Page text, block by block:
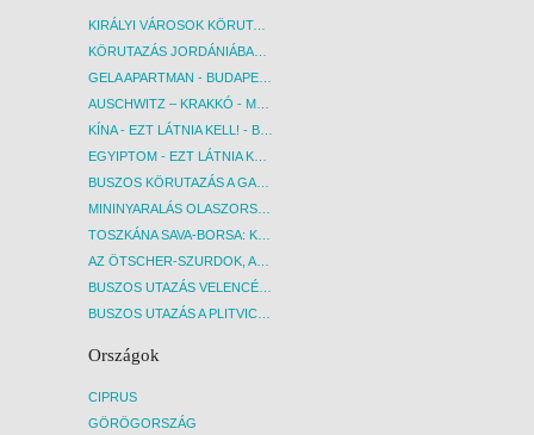
KIRÁLYI VÁROSOK KÖRUTAZÁS KÖZVETLEN REPÜLŐJÁRATTAL - BUDAPEST, REPÜLŐ
KÖRUTAZÁS JORDÁNIÁBAN, HOLT-TENGERI PIHENÉSSEL - BUDAPEST, REPÜLŐ
GELA APARTMAN - BUDAPEST, REPÜLŐ
AUSCHWITZ – KRAKKÓ - MEGRÁZÓ IDŐUTAZÁS! - BUDAPEST, BUSZ
KÍNA - EZT LÁTNIA KELL! - BUDAPEST, REPÜLŐ
EGYIPTOM - EZT LÁTNIA KELL! - BUDAPEST, REPÜLŐ
BUSZOS KÖRUTAZÁS A GARDA-TÓ KÖRNYÉKÉN - BUDAPEST, BUSZ
MININYARALÁS OLASZORSZÁGBAN: ÉSZAK-OLASZ GYÖNGYSZEMEK NYOMÁBAN - BUDAPEST, BUSZ
TOSZKÁNA SAVA-BORSA: KÓSTOLÓK ÉS KULTURÁLIS UTAZÁS - BUDAPEST, BUSZ
AZ ÖTSCHER-SZURDOK, AUSZTRIA GRAND CANYONJA - BUDAPEST, BUSZ
BUSZOS UTAZÁS VELENCÉBE - BUDAPEST, BUSZ
BUSZOS UTAZÁS A PLITVICEI-TAVAK NEMZETI PARKBA - BUDAPEST, BUSZ
Országok
CIPRUS
GÖRÖGORSZÁG